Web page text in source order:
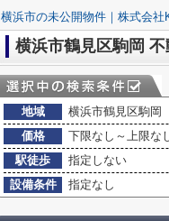
横浜市の未公開物件｜株式会社
横浜市鶴見区駒岡
地域
横浜市鶴見区駒岡
価格
下限なし～上限な
駅徒歩
指定しない
設備条件
指定なし